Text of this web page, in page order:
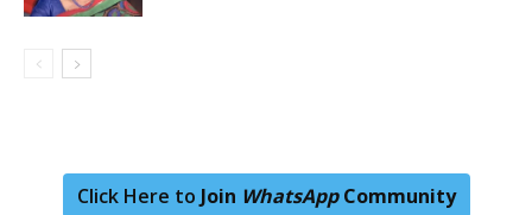
Click Here to Join WhatsAppCommunity